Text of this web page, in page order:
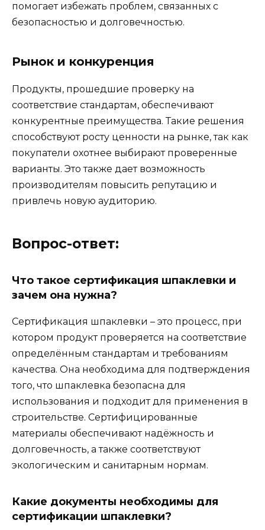
помогает избежать проблем, связанных с
безопасностью и долговечностью.
Рынок и конкуренция
Продукты, прошедшие проверку на
соответствие стандартам, обеспечивают
конкурентные преимущества. Такие решения
способствуют росту ценности на рынке, так как
покупатели охотнее выбирают проверенные
варианты. Это также дает возможность
производителям повысить репутацию и
привлечь новую аудиторию.
Вопрос-ответ:
Что такое сертификация шпаклевки и
зачем она нужна?
Сертификация шпаклевки – это процесс, при
котором продукт проверяется на соответствие
определённым стандартам и требованиям
качества. Она необходима для подтверждения
того, что шпаклевка безопасна для
использования и подходит для применения в
строительстве. Сертифицированные
материалы обеспечивают надёжность и
долговечность, а также соответствуют
экологическим и санитарным нормам.
Какие документы необходимы для
сертификации шпаклевки?